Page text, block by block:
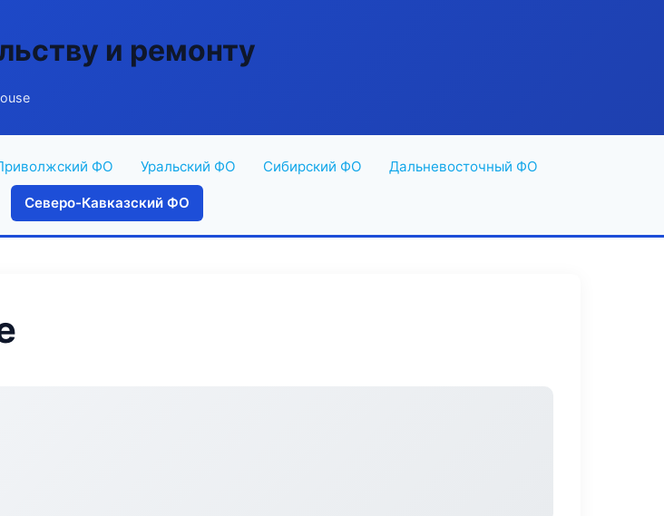
и ремонту
ФО Уральский ФО Сибирский ФО Дальневосточный ФО
Северо-Кавказский ФО